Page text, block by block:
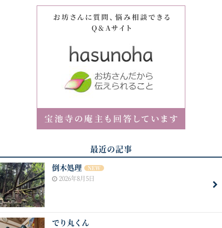
最近の記事
倒木処理 NEW
2026年8月5日
でり丸くん